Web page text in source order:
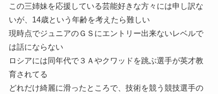
この三姉妹を応援している芸能好きな方々には申し訳な
いが、14歳という年齢を考えたら難しい
現時点でジュニアのＧＳにエントリー出来ないレベルで
は話にならない
ロシアには同年代で３Ａやクワッドを跳ぶ選手が英才教
育されてる
どれだけ綺麗に滑ったところで、技術を競う競技選手の